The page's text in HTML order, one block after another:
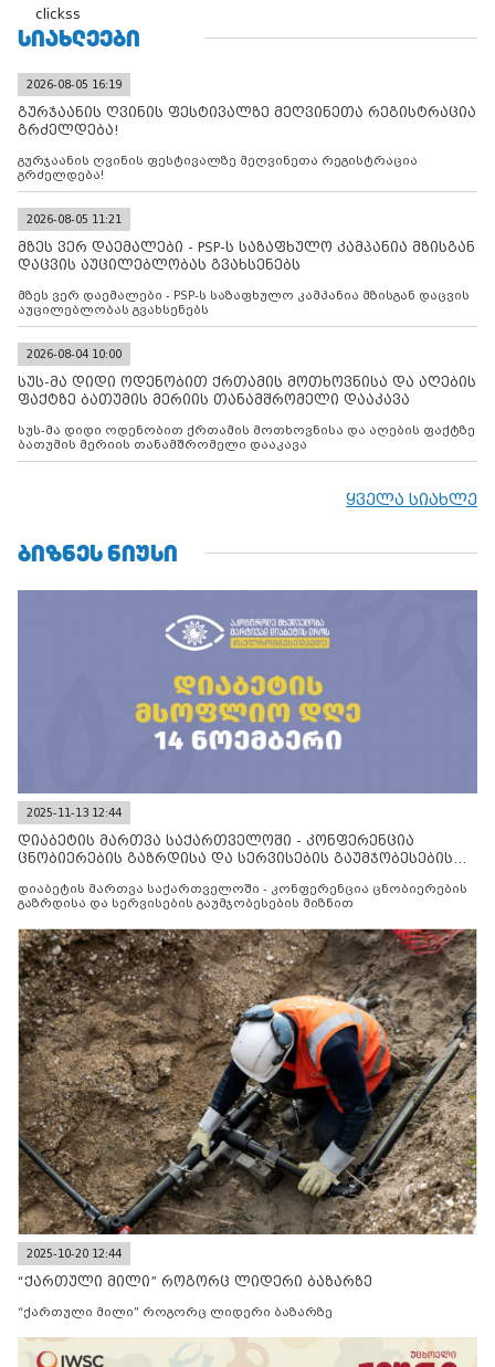
clickss
ᲡᲘᲐᲮᲚᲔᲔᲑᲘ
2026-08-05 16:19
გურჯაანის ღვინის ფესტივალზე მეღვინეთა რეგისტრაცია
გრძელდება!
გურჯაანის ღვინის ფესტივალზე მეღვინეთა რეგისტრაცია
გრძელდება!
2026-08-05 11:21
მზეს ვერ დაემალები - PSP-ს საზაფხულო კამპანია მზისგან
დაცვის აუცილებლობას გვახსენებს
მზეს ვერ დაემალები - PSP-ს საზაფხულო კამპანია მზისგან დაცვის
აუცილებლობას გვახსენებს
2026-08-04 10:00
სუს-მა დიდი ოდენობით ქრთამის მოთხოვნისა და აღების
ფაქტზე ბათუმის მერიის თანამშრომელი დააკავა
სუს-მა დიდი ოდენობით ქრთამის მოთხოვნისა და აღების ფაქტზე
ბათუმის მერიის თანამშრომელი დააკავა
ყველა სიახლე
ᲑᲘᲖᲜᲔᲡ ᲜᲘᲣᲡᲘ
2025-11-13 12:44
დიაბეტის მართვა საქართველოში - კონფერენცია
ცნობიერების გაზრდისა და სერვისების გაუმჯობესების
დიაბეტის მართვა საქართველოში - კონფერენცია ცნობიერების
გაზრდისა და სერვისების გაუმჯობესების მიზნით
2025-10-20 12:44
“ქართული მილი” როგორც ლიდერი ბაზარზე
“ქართული მილი” როგორც ლიდერი ბაზარზე